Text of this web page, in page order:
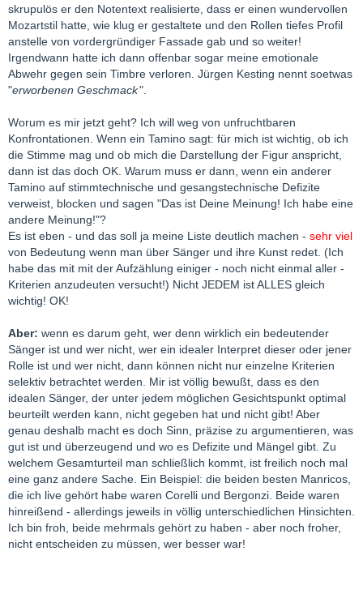
skrupulös er den Notentext realisierte, dass er einen wundervollen
Mozartstil hatte, wie klug er gestaltete und den Rollen tiefes Profil
anstelle von vordergründiger Fassade gab und so weiter!
Irgendwann hatte ich dann offenbar sogar meine emotionale
Abwehr gegen sein Timbre verloren. Jürgen Kesting nennt soetwas
"erworbenen Geschmack".
Worum es mir jetzt geht? Ich will weg von unfruchtbaren
Konfrontationen. Wenn ein Tamino sagt: für mich ist wichtig, ob ich
die Stimme mag und ob mich die Darstellung der Figur anspricht,
dann ist das doch OK. Warum muss er dann, wenn ein anderer
Tamino auf stimmtechnische und gesangstechnische Defizite
verweist, blocken und sagen "Das ist Deine Meinung! Ich habe eine
andere Meinung!"?
Es ist eben - und das soll ja meine Liste deutlich machen - sehr viel
von Bedeutung wenn man über Sänger und ihre Kunst redet. (Ich
habe das mit mit der Aufzählung einiger - noch nicht einmal aller -
Kriterien anzudeuten versucht!) Nicht JEDEM ist ALLES gleich
wichtig! OK!
Aber: wenn es darum geht, wer denn wirklich ein bedeutender
Sänger ist und wer nicht, wer ein idealer Interpret dieser oder jener
Rolle ist und wer nicht, dann können nicht nur einzelne Kriterien
selektiv betrachtet werden. Mir ist völlig bewußt, dass es den
idealen Sänger, der unter jedem möglichen Gesichtspunkt optimal
beurteilt werden kann, nicht gegeben hat und nicht gibt! Aber
genau deshalb macht es doch Sinn, präzise zu argumentieren, was
gut ist und überzeugend und wo es Defizite und Mängel gibt. Zu
welchem Gesamturteil man schließlich kommt, ist freilich noch mal
eine ganz andere Sache. Ein Beispiel: die beiden besten Manricos,
die ich live gehört habe waren Corelli und Bergonzi. Beide waren
hinreißend - allerdings jeweils in völlig unterschiedlichen Hinsichten.
Ich bin froh, beide mehrmals gehört zu haben - aber noch froher,
nicht entscheiden zu müssen, wer besser war!